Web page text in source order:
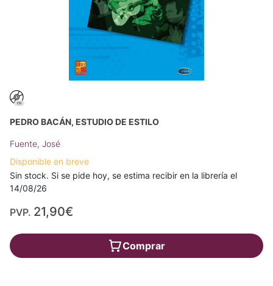
PEDRO BACÁN, ESTUDIO DE ESTILO
Fuente, José
Disponible en breve
Sin stock. Si se pide hoy, se estima recibir en la librería el
14/08/26
PVP. 21,90€
Comprar